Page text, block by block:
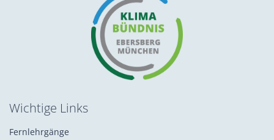
Wichtige Links
Fernlehrgänge